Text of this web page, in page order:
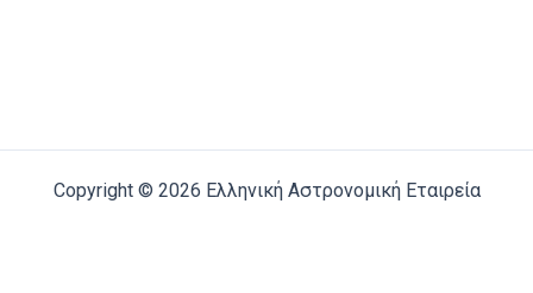
Copyright © 2026 Ελληνική Αστρονομική Εταιρεία